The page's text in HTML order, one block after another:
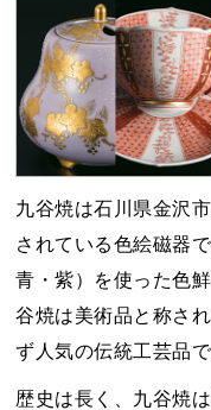
九谷焼は石川県金沢
されている色絵磁器
青・紫）を使った色
谷焼は美術品と称さ
ず人気の伝統工芸品で
歴史は長く、九谷焼